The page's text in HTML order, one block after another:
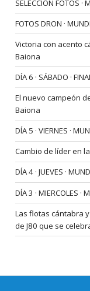
SELECCIÓN FOTOS
FOTOS DRON ·
Victoria con acento
Baiona
DÍA 6 · SÁBADO ·
El nuevo campeón
Baiona
DÍA 5 · VIERNES ·
Cambio de líder en
DÍA 4 · JUEVES ·
DÍA 3 · MIERCOLES ·
Las flotas cántabra
de J80 que se